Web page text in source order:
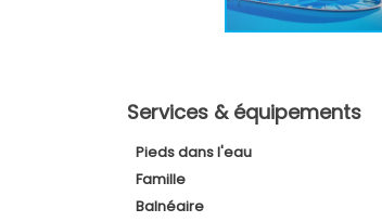
Services & équipements
Pieds dans l'eau
Famille
Balnéaire